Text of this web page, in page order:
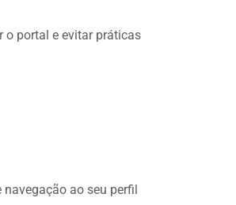
o portal e evitar práticas
ao seu perfil